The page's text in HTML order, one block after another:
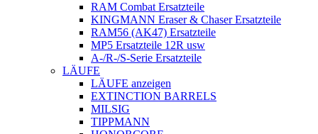
RAM Combat Ersatzteile
KINGMANN Eraser & Chaser Ersatzteile
RAM56 (AK47) Ersatzteile
MP5 Ersatzteile 12R usw
A-/R-/S-Serie Ersatzteile
LÄUFE
LÄUFE anzeigen
EXTINCTION BARRELS
MILSIG
TIPPMANN